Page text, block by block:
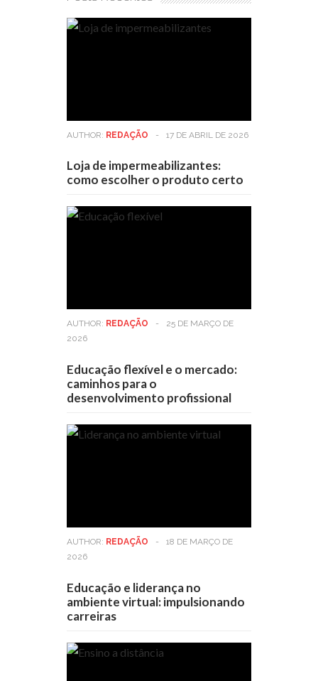
AUTHOR: REDAÇÃO - 17 DE ABRIL DE 2026
Loja de impermeabilizantes:
como escolher o produto certo
AUTHOR: REDAÇÃO -
25 DE MARÇO DE
2026
Educação flexível e o mercado:
caminhos para o
desenvolvimento profissional
AUTHOR: REDAÇÃO -
18 DE MARÇO DE
2026
Educação e liderança no
ambiente virtual: impulsionando
carreiras